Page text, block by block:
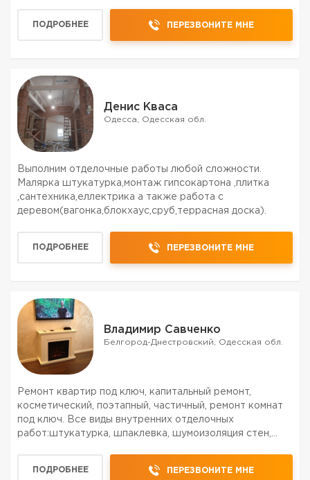
ПОДРОБНЕЕ ПЕРЕЗВОНИТЕ МНЕ
Денис Кваса
Одесса, Одесская обл.
Выполним отделочные работы любой сложности.
Малярка штукатурка,монтаж гипсокартона ,плитка
,сантехника,еллектрика а также работа с
деревом(вагонка,блокхаус,сруб,террасная доска).
ПОДРОБНЕЕ ПЕРЕЗВОНИТЕ МНЕ
Владимир Савченко
Белгород-Днестровский, Одесская обл.
Ремонт квартир под ключ, капитальный ремонт,
косметический, поэтапный, частичный, ремонт комнат
под ключ. Все виды внутренних отделочных
работ:штукатурка, шпаклевка, шумоизоляция стен,
электромонтажных...
ПОДРОБНЕЕ ПЕРЕЗВОНИТЕ МНЕ